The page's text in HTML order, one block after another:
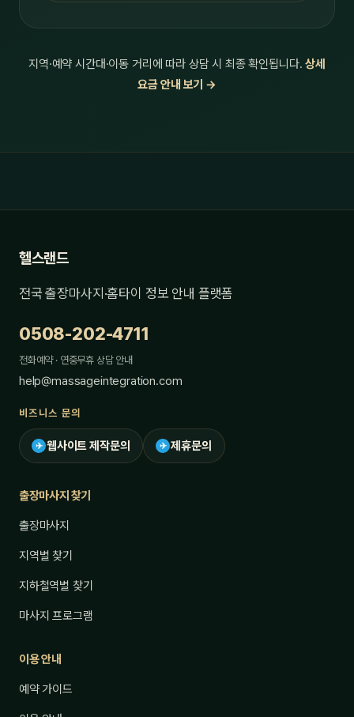
지역·예약 시간대·이동 거리에 따라 상담 시 최종 확인됩니다.상세
요금 안내 보기 →
헬스랜드
전국 출장마사지·홈타이 정보 안내 플랫폼
0508-202-4711
전화예약 · 연중무휴 상담 안내
help@massageintegration.com
비즈니스 문의
✈ 웹사이트 제작문의 ✈ 제휴문의
출장마사지 찾기
출장마사지
지역별 찾기
지하철역별 찾기
마사지 프로그램
이용 안내
예약 가이드